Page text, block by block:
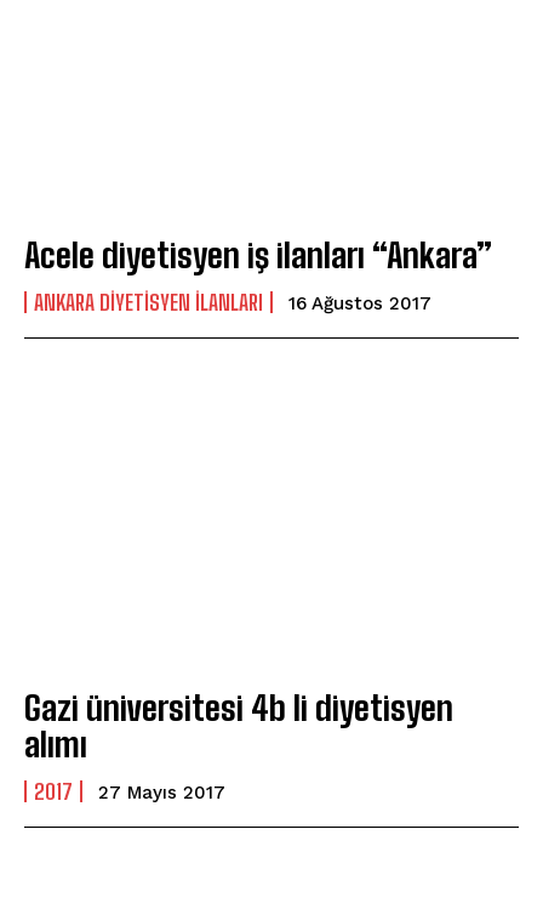
Acele diyetisyen iş ilanları “Ankara”
ANKARA DIYETISYEN ILANLARI 16 Ağustos 2017
Gazi üniversitesi 4b li diyetisyen
alımı
2017 27 Mayıs 2017